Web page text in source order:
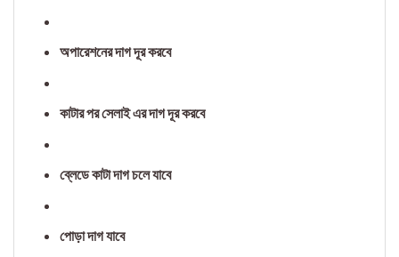
অপারেশনের দাগ দূর করবে
কাটার পর সেলাই এর দাগ দূর করবে
ব্লেডে কাটা দাগ চলে যাবে
পোড়া দাগ যাবে